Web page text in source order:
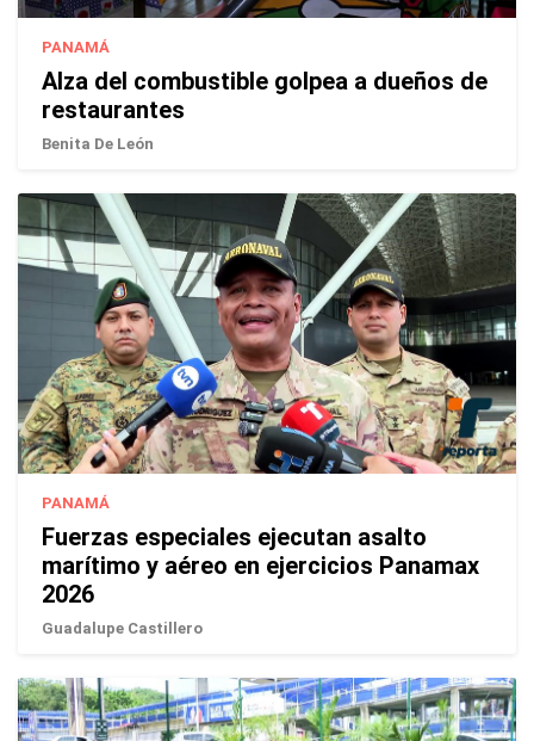
PANAMÁ
Alza del combustible golpea a dueños de
restaurantes
Benita De León
PANAMÁ
Fuerzas especiales ejecutan asalto
marítimo y aéreo en ejercicios Panamax
2026
Guadalupe Castillero